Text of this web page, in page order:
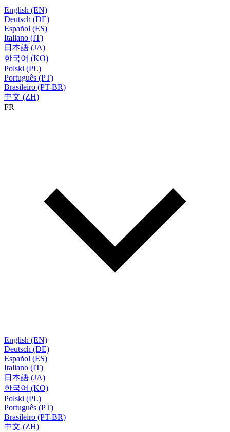
English (EN)
Deutsch (DE)
Español (ES)
Italiano (IT)
日本語 (JA)
한국어 (KO)
Polski (PL)
Português (PT)
Brasileiro (PT-BR)
中文 (ZH)
FR
English (EN)
Deutsch (DE)
Español (ES)
Italiano (IT)
日本語 (JA)
한국어 (KO)
Polski (PL)
Português (PT)
Brasileiro (PT-BR)
中文 (ZH)